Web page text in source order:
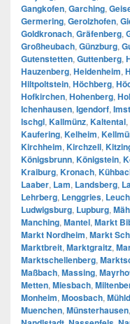
Gangkofen, Garching,
Germering, Gerolzhofen,
Goldkronach, Gräfenberg,
Großheubach, Günzburg,
Gutenstetten, Guttenberg,
Hauzenberg, Heidenheim,
Hiltpoltstein, Höchberg,
Hofkirchen, Hohenberg,
Ichenhausen, Igendorf, Imst
Ischgl, Kallmünz, Kaltental,
Kaufering, Kelheim,
Kirchheim, Kirchzell,
Königsbrunn, Königstein,
Kraiburg, Kronach,
Laaber, Lam, Landsberg,
Lehrberg, Lenggries,
Ludwigsburg, Lupburg,
Manching, Mantel, Markt
Markt Nordheim, Markt
Marktbreit, Marktgraitz,
Marktschellenberg,
Maßbach, Massing,
Metten, Miesbach,
Monheim, Moosbach,
Muenchen, Münsterhausen,